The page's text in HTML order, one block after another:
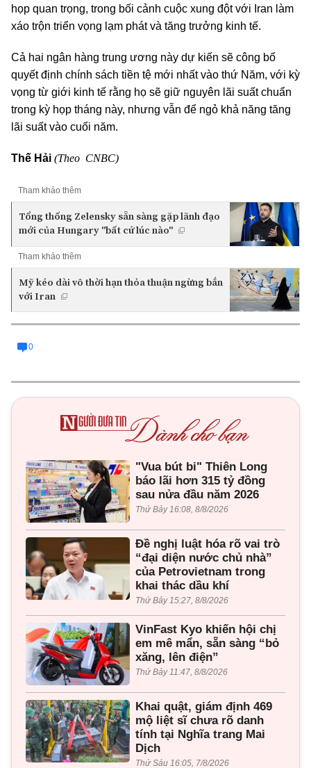
họp quan trọng, trong bối cảnh cuộc xung đột với Iran làm
xáo trộn triển vọng lạm phát và tăng trưởng kinh tế.
Cả hai ngân hàng trung ương này dự kiến sẽ công bố
quyết định chính sách tiền tệ mới nhất vào thứ Năm, với kỳ
vọng từ giới kinh tế rằng họ sẽ giữ nguyên lãi suất chuẩn
trong kỳ họp tháng này, nhưng vẫn để ngỏ khả năng tăng
lãi suất vào cuối năm.
Thế Hải (Theo CNBC)
Tham khảo thêm
Tổng thống Zelensky sẵn sàng gặp lãnh đạo
mới của Hungary "bất cứ lúc nào"
Tham khảo thêm
Mỹ kéo dài vô thời hạn thỏa thuận ngừng bắn
với Iran
0
"Vua bút bi" Thiên Long
báo lãi hơn 315 tỷ đồng
sau nửa đầu năm 2026
Thứ Bảy 16:08, 8/8/2026
Đề nghị luật hóa rõ vai trò
“đại diện nước chủ nhà”
của Petrovietnam trong
khai thác dầu khí
Thứ Bảy 15:27, 8/8/2026
VinFast Kyo khiến hội chị
em mê mẩn, sẵn sàng “bỏ
xăng, lên điện”
Thứ Bảy 11:47, 8/8/2026
Khai quật, giám định 469
mộ liệt sĩ chưa rõ danh
tính tại Nghĩa trang Mai
Dịch
Thứ Sáu 16:05, 7/8/2026